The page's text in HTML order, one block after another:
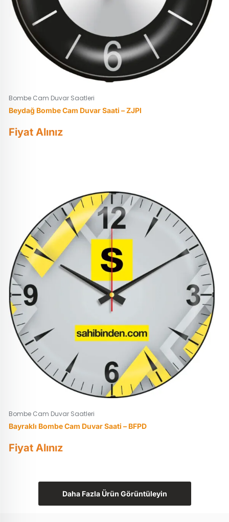
Bombe Cam Duvar Saatleri
Beydağ Bombe Cam Duvar Saati – ZJPI
Fiyat Alınız
Bombe Cam Duvar Saatleri
Bayraklı Bombe Cam Duvar Saati – BFPD
Fiyat Alınız
Daha Fazla Ürün Görüntüleyin